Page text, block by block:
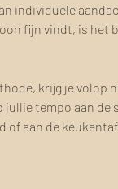
individuele
fijn vindt, is het
krijg je volop
tempo aan de
of aan de